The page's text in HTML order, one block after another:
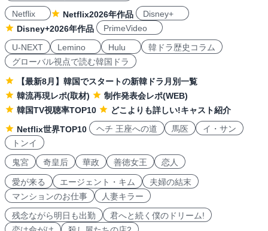
Netflix
Netflix2026年作品
Disney+
Disney+2026年作品
PrimeVideo
U-NEXT
Lemino Hulu
韓ドラ歴史コラム
グローバル視点で読む韓国ドラ
【最新8月】韓国でスタートの新韓ドラ月別一覧
韓流再現レポ(取材)
制作発表会レポ(WEB)
韓国TV視聴率TOP10
どこよりも詳しい!キャスト紹介
Netflix世界TOP10
ヘチ 王座への道 馬医
イ・サン
トンイ
鬼宮
奇皇后 華政 善徳女王 恋人
愛が来る エージェント・キム
夫婦の結末
マンションのお仕事
人妻キラー
残念ながら明日も出勤
君へと続く僕のドリーム!